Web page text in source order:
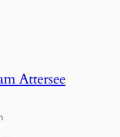
Attersee